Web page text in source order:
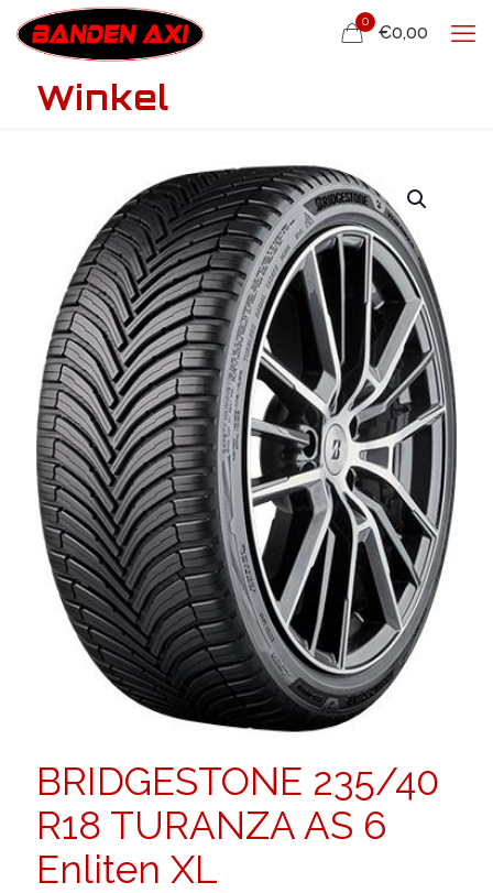
0
€0,00
Winkel
BRIDGESTONE 235/40
R18 TURANZA AS 6
Enliten XL